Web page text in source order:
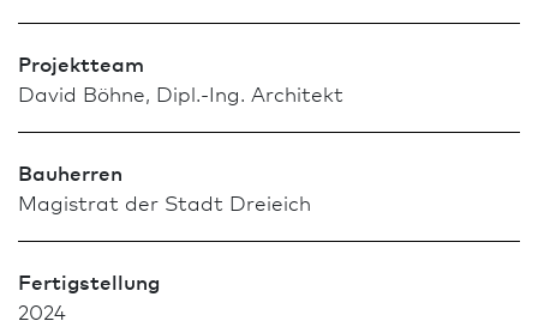
Projektteam
David Böhne, Dipl.-Ing. Architekt
Bauherren
Magistrat der Stadt Dreieich
Fertigstellung
2024